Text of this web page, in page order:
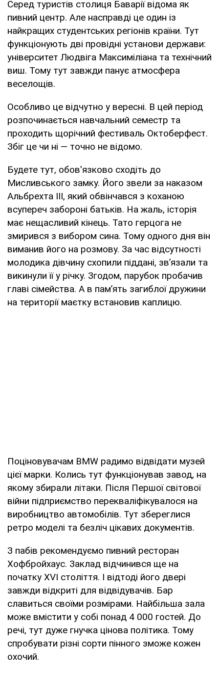
Серед туристів столиця Баварії відома як
пивний центр. Але насправді це один із
найкращих студентських регіонів країни. Тут
функціонують дві провідні установи держави:
університет Людвіга Максиміліана та технічний
виш. Тому тут завжди панує атмосфера
веселощів.
Особливо це відчутно у вересні. В цей період
розпочинається навчальний семестр та
проходить щорічний фестиваль Октоберфест.
Збіг це чи ні — точно не відомо.
Будете тут, обов'язково сходіть до
Мисливського замку. Його звели за наказом
Альбрехта III, який обвінчався з коханою
всупереч забороні батьків. На жаль, історія
має нещасливий кінець. Тато герцога не
змирився з вибором сина. Тому одного дня він
виманив його на розмову. За час відсутності
молодика дівчину схопили піддані, зв’язали та
викинули її у річку. Згодом, парубок пробачив
главі сімейства. А в пам’ять загиблої дружини
на території маєтку встановив каплицю.
Поціновувачам BMW радимо відвідати музей
цієї марки. Колись тут функціонував завод, на
якому збирали літаки. Після Першої світової
війни підприємство перекваліфікувалося на
виробництво автомобілів. Тут збереглися
ретро моделі та безліч цікавих документів.
З пабів рекомендуємо пивний ресторан
Хофбройхаус. Заклад відчинився ще на
початку XVI століття. І відтоді його двері
завжди відкриті для відвідувачів. Бар
славиться своїми розмірами. Найбільша зала
може вмістити у собі понад 4 000 гостей. До
речі, тут дуже гнучка цінова політика. Тому
спробувати різні сорти пінного зможе кожен
охочий.